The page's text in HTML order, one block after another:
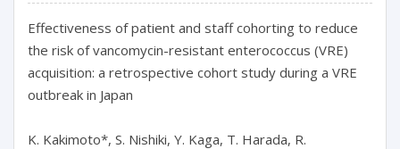
Effectiveness of patient and staff cohorting to reduce
the risk of vancomycin-resistant enterococcus (VRE)
acquisition: a retrospective cohort study during a VRE
outbreak in Japan
K. Kakimoto*, S. Nishiki, Y. Kaga, T. Harada, R.